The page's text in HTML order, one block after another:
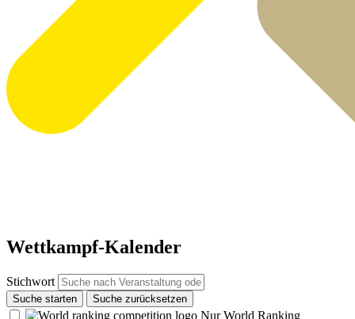
Wettkampf-Kalender
Stichwort
Suche starten Suche zurücksetzen
Nur World Ranking